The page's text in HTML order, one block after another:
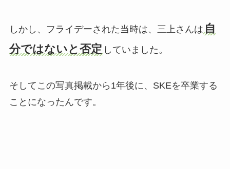
しかし、フライデーされた当時は、三上さんは 自
分ではないと否定 していました。
そしてこの写真掲載から1年後に、SKEを卒業する
ことになったんです。